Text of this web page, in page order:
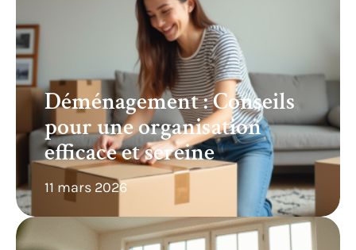
Déménagement : Conseils
pour une organisation
efficace et sereine
11 mars 2026